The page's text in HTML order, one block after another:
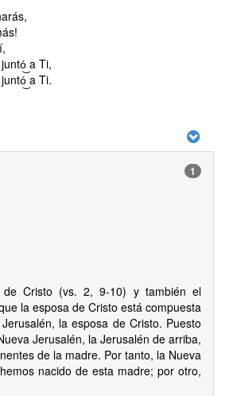
a Ti,
a Ti.
1
de Cristo (vs. 2, 9-10) y también el
la esposa de Cristo está compuesta
la esposa de Cristo. Puesto
Jerusalén, la Jerusalén de arriba,
de la madre. Por tanto, la Nueva
nacido de esta madre; por otro,